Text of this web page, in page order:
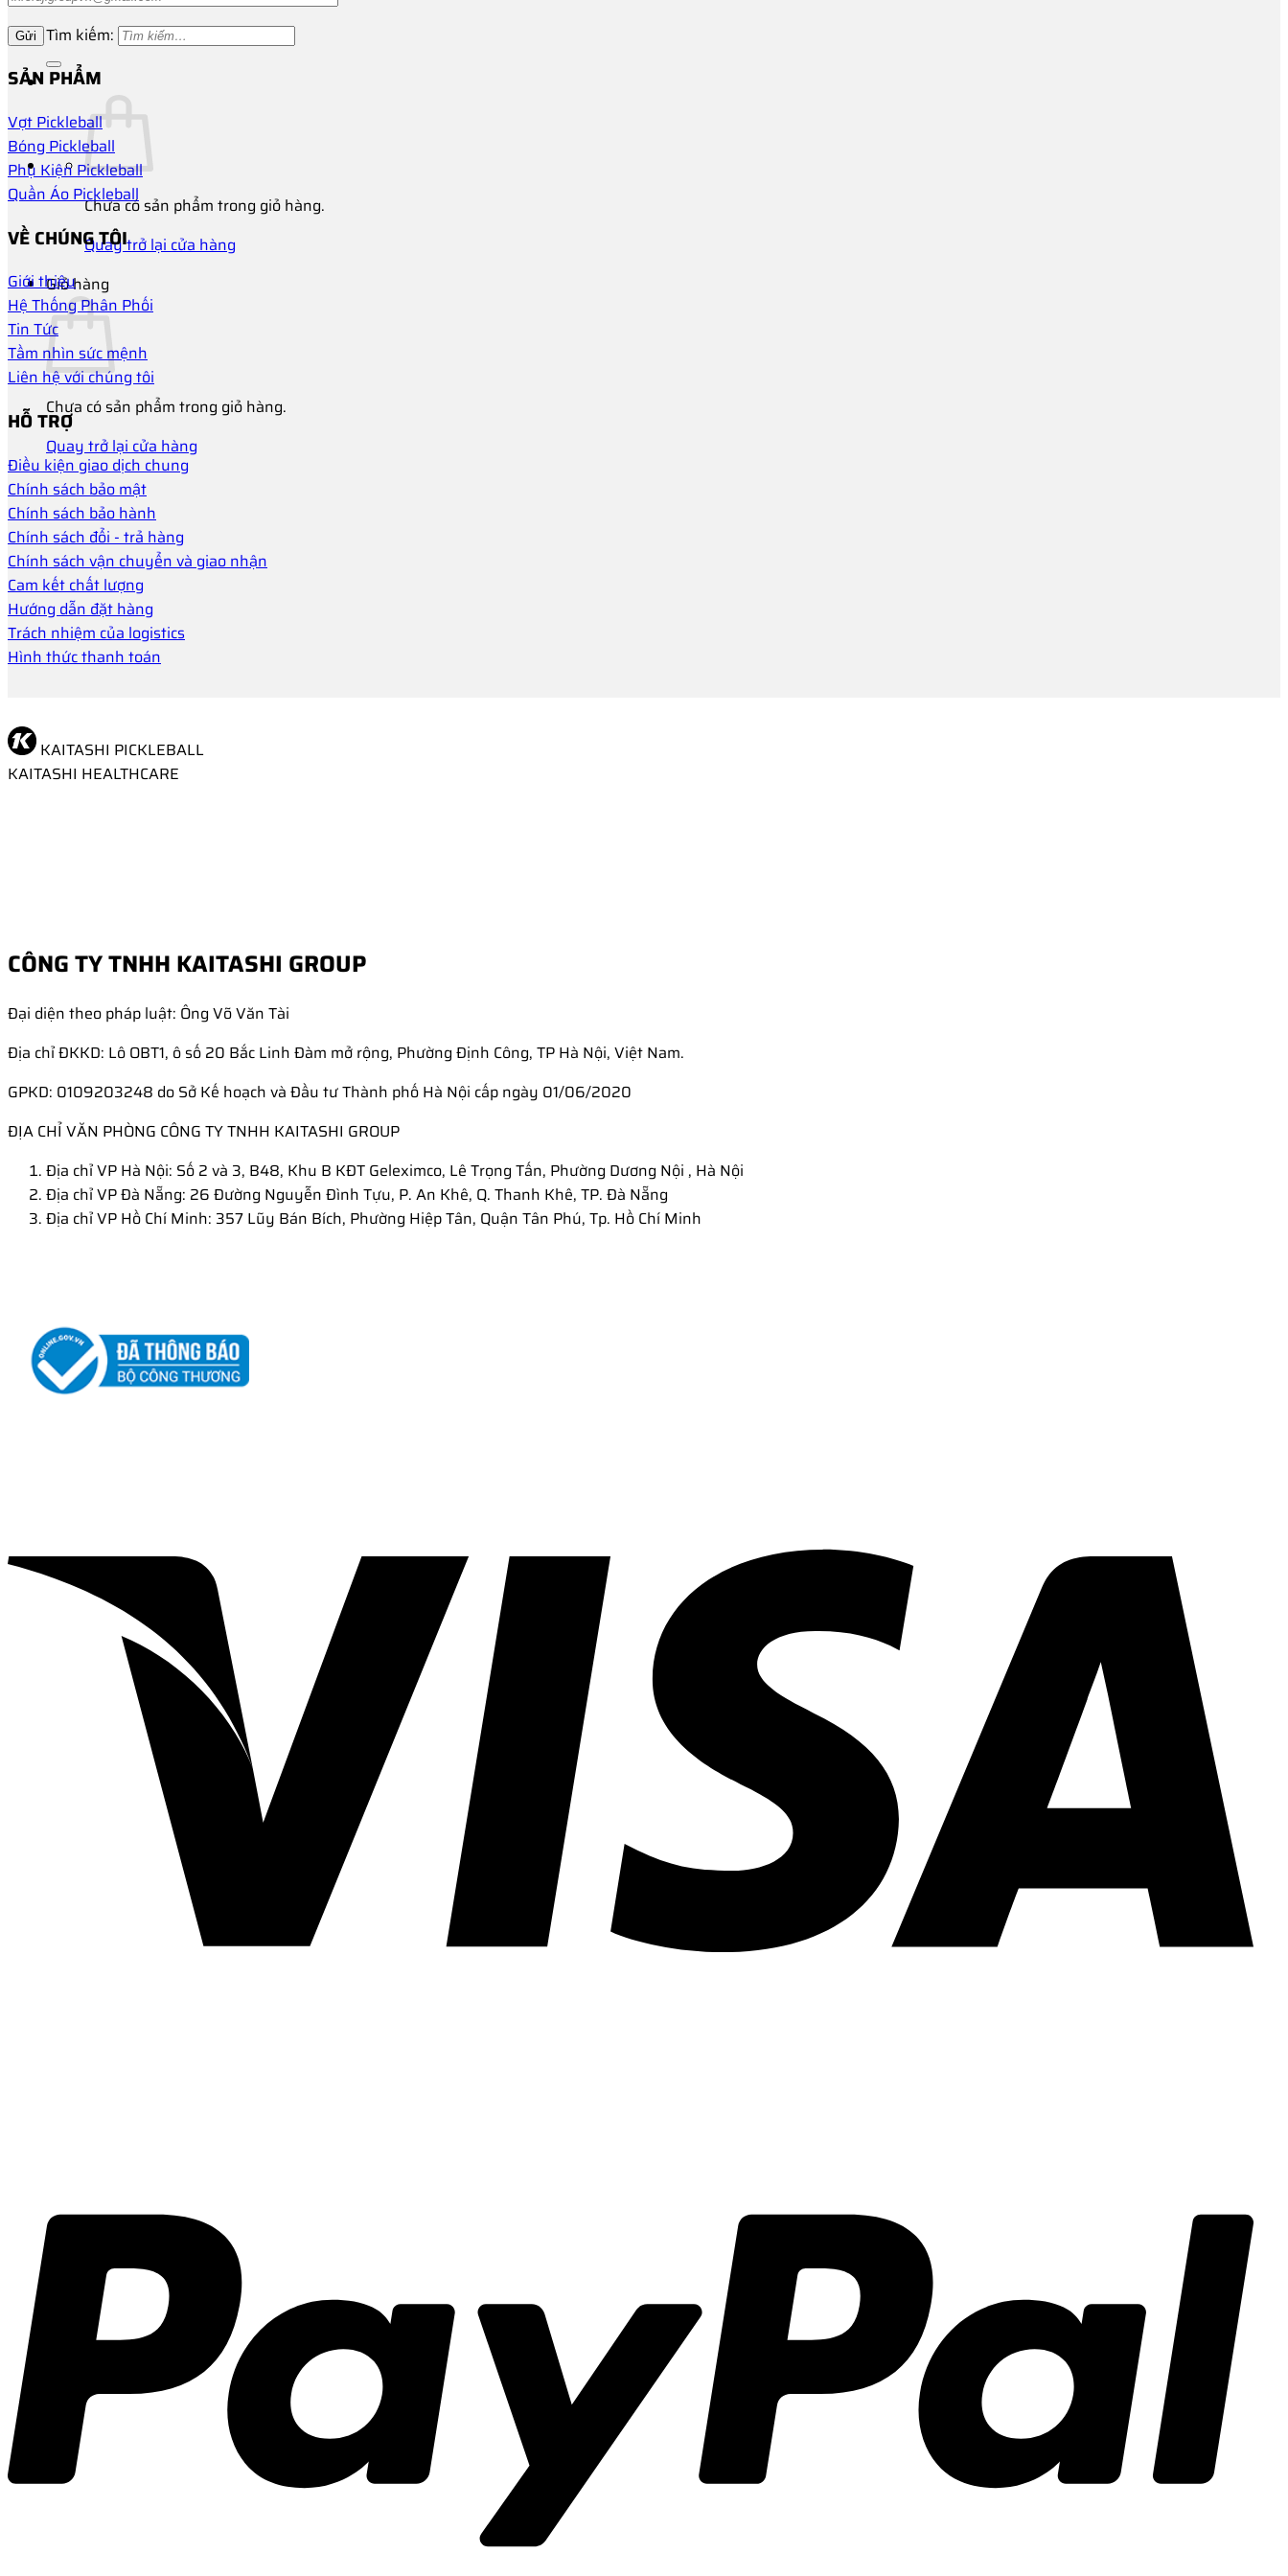
Tìm kiếm:
Chưa có sản phẩm trong giỏ hàng.
Quay trở lại cửa hàng
Giỏ hàng
Chưa có sản phẩm trong giỏ hàng.
Quay trở lại cửa hàng
SẢN PHẨM
Vợt Pickleball
Bóng Pickleball
Phụ Kiện Pickleball
Quần Áo Pickleball
VỀ CHÚNG TÔI
Giới thiệu
Hệ Thống Phân Phối
Tin Tức
Tầm nhìn sức mệnh
Liên hệ với chúng tôi
HỖ TRỢ
Điều kiện giao dịch chung
Chính sách bảo mật
Chính sách bảo hành
Chính sách đổi - trả hàng
Chính sách vận chuyển và giao nhận
Cam kết chất lượng
Hướng dẫn đặt hàng
Trách nhiệm của logistics
Hình thức thanh toán
KAITASHI PICKLEBALL
KAITASHI HEALTHCARE
CÔNG TY TNHH KAITASHI GROUP
Đại diện theo pháp luật: Ông Võ Văn Tài
Địa chỉ ĐKKD: Lô OBT1, ô số 20 Bắc Linh Đàm mở rộng, Phường Định Công, TP Hà Nội, Việt Nam.
GPKD: 0109203248 do Sở Kế hoạch và Đầu tư Thành phố Hà Nội cấp ngày 01/06/2020
ĐỊA CHỈ VĂN PHÒNG CÔNG TY TNHH KAITASHI GROUP
Địa chỉ VP Hà Nội: Số 2 và 3, B48, Khu B KĐT Geleximco, Lê Trọng Tấn, Phường Dương Nội , Hà Nội
Địa chỉ VP Đà Nẵng: 26 Đường Nguyễn Đình Tựu, P. An Khê, Q. Thanh Khê, TP. Đà Nẵng
Địa chỉ VP Hồ Chí Minh: 357 Lũy Bán Bích, Phường Hiệp Tân, Quận Tân Phú, Tp. Hồ Chí Minh